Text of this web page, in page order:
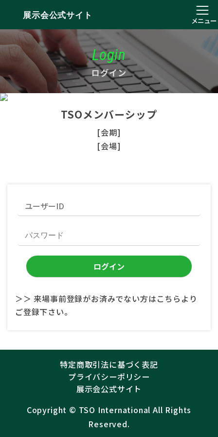
展示会公式サイト
メニュー
Login
ログイン
TSOメンバーシップ
[会期]
[会場]
＞＞ 来場事前登録がお済みでない方はこちらより
ご登録下さい。
特定商取引法に基づく表記
プライバシーポリシー
展示会公式サイト
Copyright ©︎ TSO International All Rights
Reserved.